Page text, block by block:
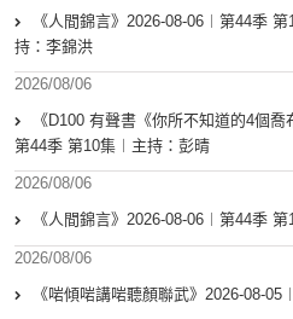
《人間錦言》2026-08-06︱第44季
持：李錦洪
2026/08/06
《D100 有聲書《你所不知道的4個喬
第44季 第10集︱主持：彭晴
2026/08/06
《人間錦言》2026-08-06︱第44季
2026/08/06
《啱傾啱講啱聽顏聯武》2026-08-